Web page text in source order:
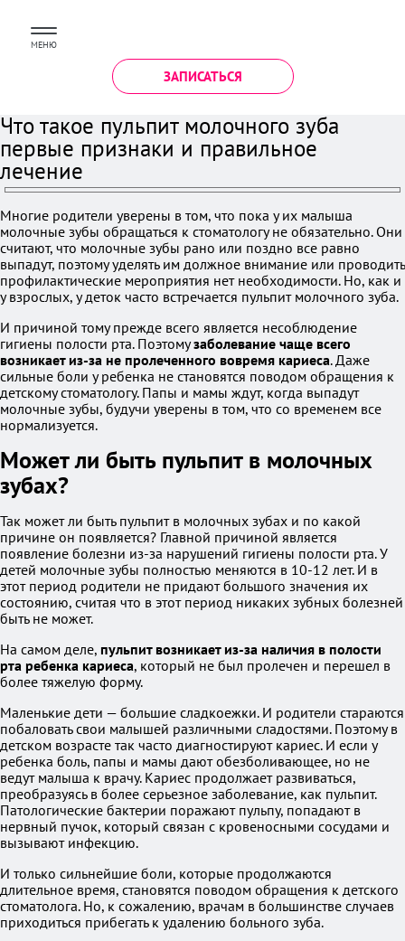
МЕНЮ
ЗАПИСАТЬСЯ
Что такое пульпит молочного зуба
первые признаки и правильное
лечение
Многие родители уверены в том, что пока у их малыша
молочные зубы обращаться к стоматологу не обязательно. Они
считают, что молочные зубы рано или поздно все равно
выпадут, поэтому уделять им должное внимание или проводить
профилактические мероприятия нет необходимости. Но, как и
у взрослых, у деток часто встречается пульпит молочного зуба.
И причиной тому прежде всего является несоблюдение
гигиены полости рта. Поэтомузаболевание чаще всего
возникает из-за не пролеченного вовремя кариеса. Даже
сильные боли у ребенка не становятся поводом обращения к
детскому стоматологу. Папы и мамы ждут, когда выпадут
молочные зубы, будучи уверены в том, что со временем все
нормализуется.
Может ли быть пульпит в молочных
зубах?
Так может ли быть пульпит в молочных зубах и по какой
причине он появляется? Главной причиной является
появление болезни из-за нарушений гигиены полости рта. У
детей молочные зубы полностью меняются в 10-12 лет. И в
этот период родители не придают большого значения их
состоянию, считая что в этот период никаких зубных болезней
быть не может.
На самом деле, пульпит возникает из-за наличия в полости
рта ребенка кариеса, который не был пролечен и перешел в
более тяжелую форму.
Маленькие дети — большие сладкоежки. И родители стараются
побаловать свои малышей различными сладостями. Поэтому в
детском возрасте так часто диагностируют кариес. И если у
ребенка боль, папы и мамы дают обезболивающее, но не
ведут малыша к врачу. Кариес продолжает развиваться,
преобразуясь в более серьезное заболевание, как пульпит.
Патологические бактерии поражают пульпу, попадают в
нервный пучок, который связан с кровеносными сосудами и
вызывают инфекцию.
И только сильнейшие боли, которые продолжаются
длительное время, становятся поводом обращения к детского
стоматолога. Но, к сожалению, врачам в большинстве случаев
приходиться прибегать к удалению больного зуба.